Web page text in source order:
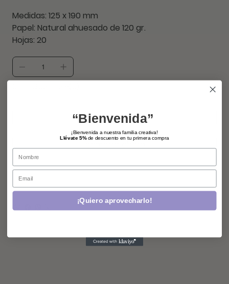
Medidas: 125 x 190 mm
Papel: Natural ahuesado de 120 gr.
Hojas: 20
agregar
comprar ahora
“Bienvenida”
¡Bienvenida a nuestra familia creativa!
Llévate 5%de descuento en tu primera compra
Name
Email
¡Quiero aprovecharlo!